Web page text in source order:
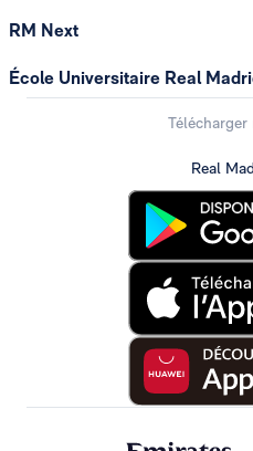
RM Next
École Universitaire Real
Télécharger
Real